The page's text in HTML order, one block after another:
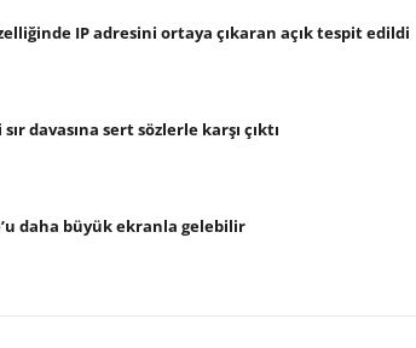
IP adresini ortaya çıkaran açık tespit edildi
davasına sert sözlerle karşı çıktı
daha büyük ekranla gelebilir